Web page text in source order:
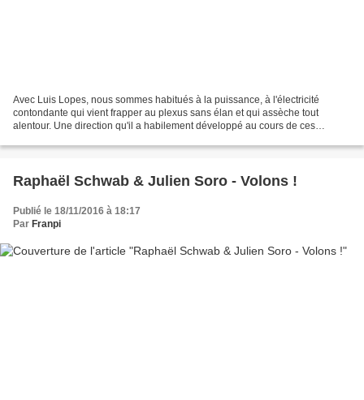
Avec Luis Lopes, nous sommes habitués à la puissance, à l'électricité
contondante qui vient frapper au plexus sans élan et qui assèche tout
alentour. Une direction qu'il a habilement développé au cours de ces
Raphaël Schwab & Julien Soro - Volons !
Publié le 18/11/2016 à 18:17
Par Franpi